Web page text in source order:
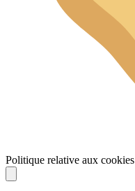
Politique relative aux cookies